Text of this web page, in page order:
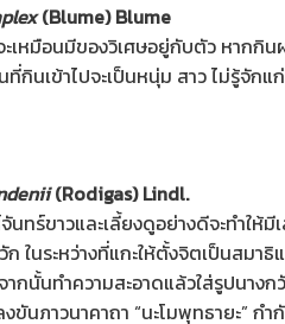
(Blume) Blume
เหมือนมีของวิเศษอยู่กับตัว หากกิน
กินเข้าไปจะเป็นหนุ่ม สาว ไม่รู้จัก
(Rodigas) Lindl.
นทร์ขาวและเลี้ยงดูอย่างดีจะทำให้
ในระหว่างที่แกะให้ตั้งจิตเป็นสมาธิ
ากนั้นทำความสะอาดแล้วใส่รูปนา
นภาวนาคาถา “นะโมพุทธายะ” ก